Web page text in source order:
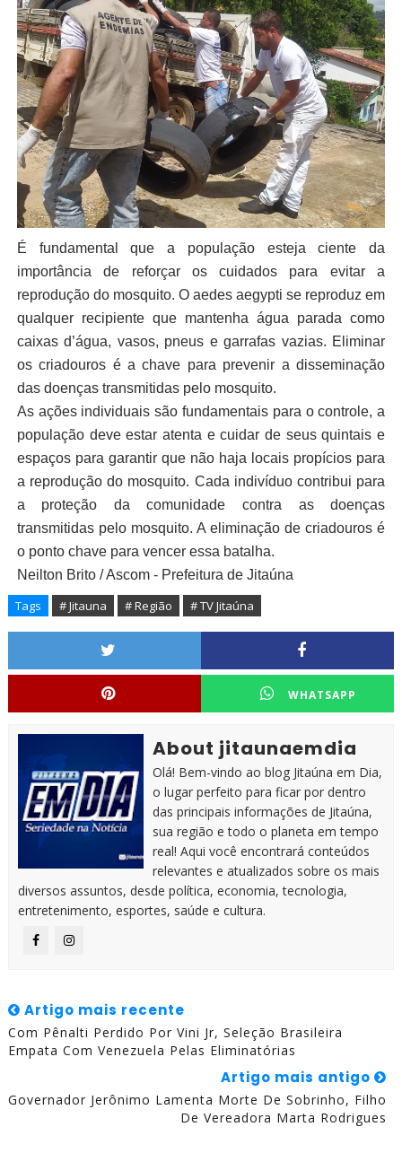
É fundamental que a população esteja ciente da
importância de reforçar os cuidados para evitar a
reprodução do mosquito. O aedes aegypti se reproduz em
qualquer recipiente que mantenha água parada como
caixas d’água, vasos, pneus e garrafas vazias. Eliminar
os criadouros é a chave para prevenir a disseminação
das doenças transmitidas pelo mosquito.
As ações individuais são fundamentais para o controle, a
população deve estar atenta e cuidar de seus quintais e
espaços para garantir que não haja locais propícios para
a reprodução do mosquito. Cada indivíduo contribui para
a proteção da comunidade contra as doenças
transmitidas pelo mosquito. A eliminação de criadouros é
o ponto chave para vencer essa batalha.
Neilton Brito / Ascom - Prefeitura de Jitaúna
Tags # Jitauna # Região # TV Jitaúna
WHATSAPP
About jitaunaemdia
Olá! Bem-vindo ao blog Jitaúna em Dia,
o lugar perfeito para ficar por dentro
das principais informações de Jitaúna,
sua região e todo o planeta em tempo
real! Aqui você encontrará conteúdos
relevantes e atualizados sobre os mais
diversos assuntos, desde política, economia, tecnologia,
entretenimento, esportes, saúde e cultura.
Artigo mais recente
Com Pênalti Perdido Por Vini Jr, Seleção Brasileira
Empata Com Venezuela Pelas Eliminatórias
Artigo mais antigo
Governador Jerônimo Lamenta Morte De Sobrinho, Filho
De Vereadora Marta Rodrigues